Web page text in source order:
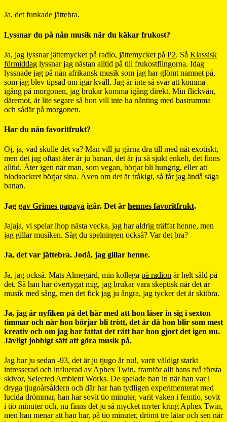
Ja, det funkade jättebra.
Lyssnar du på nån musik när du käkar frukost?
Ja, jag lyssnar jättemycket på radio, jättemycket på P2. Så Klassisk
förmiddag lyssnar jag nästan alltid på till frukostflingorna. Idag
lyssnade jag på nån afrikansk musik som jag har glömt namnet på,
som jag blev tipsad om igår kväll. Jag är inte så svår att komma
igång på morgonen, jag brukar komma igång direkt. Min flickvän,
däremot, är lite segare så hon vill inte ha nånting med bastrumma
och sådär på morgonen.
Har du nån favoritfrukt?
Oj, ja, vad skulle det va? Man vill ju gärna dra till med nåt exotiskt,
men det jag oftast äter är ju banan, det är ju så sjukt enkelt, det finns
alltid. Åter igen när man, som vegan, börjar bli hungrig, eller att
blodsockret börjar sina. Även om det är tråkigt, så får jag ändå säga
banan.
Jag gav Grimes papaya igår. Det är hennes favoritfrukt.
Jajaja, vi spelar ihop nästa vecka, jag har aldrig träffat henne, men
jag gillar musiken. Såg du spelningen också? Var det bra?
Ja, det var jättebra. Jodå, jag gillar henne.
Ja, jag också. Mats Almegård, min kollega på radion är helt såld på
det. Så han har övertygat mig, jag brukar vara skeptisk när det är
musik med sång, men det fick jag ju ångra, jag tycker det är skitbra.
Ja, jag är nyfiken på det här med att hon låser in sig i sexton
timmar och när hon börjar bli trött, det är då hon blir som mest
kreativ och om jag har fattat det rätt har hon gjort det igen nu.
Jävligt jobbigt sätt att göra musik på.
Jag har ju sedan -93, det är ju tjugo år nu!, varit väldigt starkt
intresserad och influerad av Aphex Twin, framför allt hans två första
skivor, Selected Ambient Works. De spelade han in när han var i
dryga tjugoårsåldern och där har han tydligen experimenterat med
lucida drömmar, han har sovit tio minuter, varit vaken i femtio, sovit
i tio minuter och, nu finns det ju så mycket myter kring Aphex Twin,
men han menar att han har, på tio minuter, drömt tre låtar och sen när